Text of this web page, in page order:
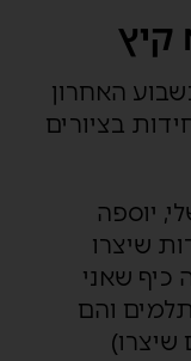
קיץ
האחרון
בציורים
יוספה
שיצרו
כיף שאני
והם